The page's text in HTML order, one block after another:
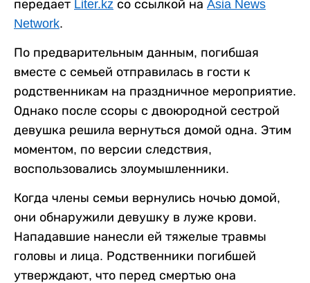
передает Liter.kz со ссылкой на Asia News
Network.
По предварительным данным, погибшая
вместе с семьей отправилась в гости к
родственникам на праздничное мероприятие.
Однако после ссоры с двоюродной сестрой
девушка решила вернуться домой одна. Этим
моментом, по версии следствия,
воспользовались злоумышленники.
Когда члены семьи вернулись ночью домой,
они обнаружили девушку в луже крови.
Нападавшие нанесли ей тяжелые травмы
головы и лица. Родственники погибшей
утверждают, что перед смертью она